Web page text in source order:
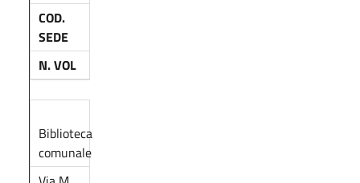
COD.
SEDE
N. VOL
Biblioteca
comunale